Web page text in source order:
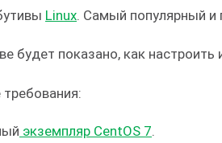
Linux . Самый популярный
будет показано, как
экземпляр CentOS 7.